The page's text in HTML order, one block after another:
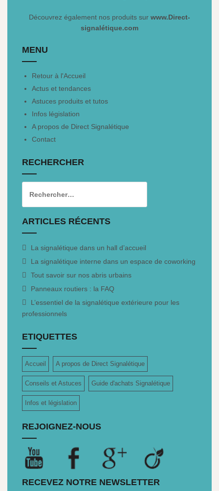
Découvrez également nos produits sur www.Direct-
signalétique.com
MENU
Retour à l'Accueil
Actus et tendances
Astuces produits et tutos
Infos législation
A propos de Direct Signalétique
Contact
RECHERCHER
ARTICLES RÉCENTS
La signalétique dans un hall d’accueil
La signalétique interne dans un espace de coworking
Tout savoir sur nos abris urbains
Panneaux routiers : la FAQ
L’essentiel de la signalétique extérieure pour les
professionnels
ETIQUETTES
Accueil A propos de Direct Signalétique
Conseils et Astuces Guide d'achats Signalétique
Infos et législation
REJOIGNEZ-NOUS
RECEVEZ NOTRE NEWSLETTER